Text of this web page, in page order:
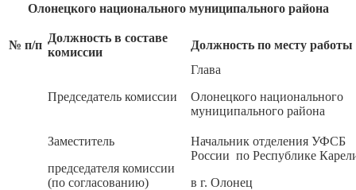
Олонецкого национального муниципального района
№ п/п
Должность в составе
комиссии
Должность по месту работы
Председатель комиссии
Глава
Олонецкого национального
муниципального района
Заместитель
председателя комиссии
(по согласованию)
Начальник отделения УФСБ
России по Республике
в г. Олонец